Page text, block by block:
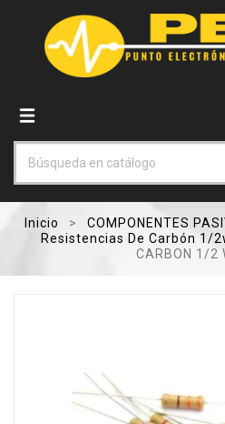
Inicio COMPONENTES
Resistencias De Carbón 1/
CARBON 1/2